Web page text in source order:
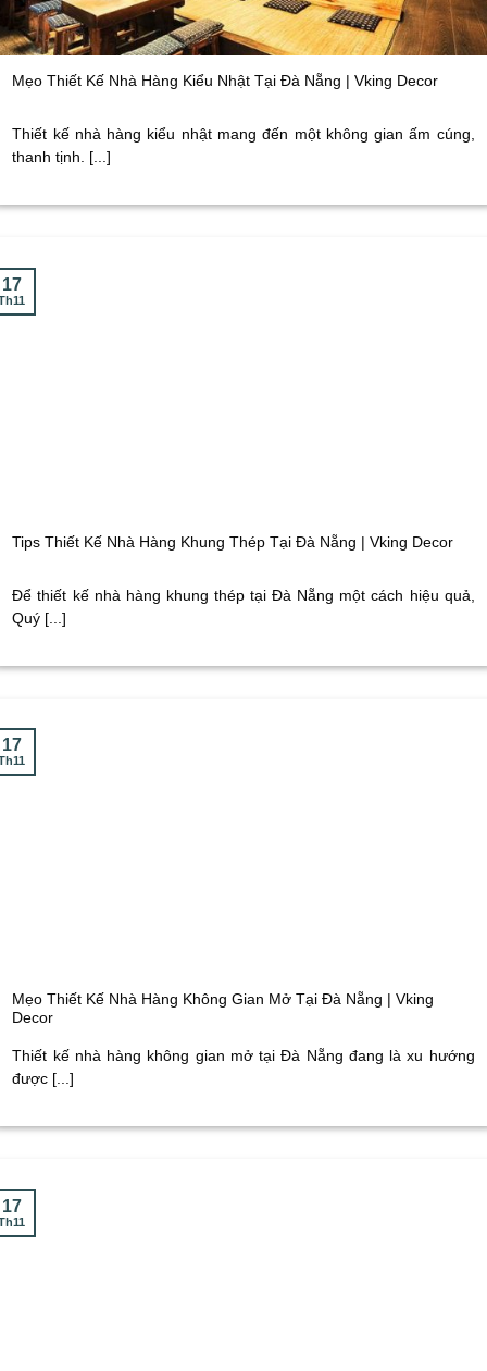
Mẹo Thiết Kế Nhà Hàng Kiểu Nhật Tại Đà Nẵng | Vking Decor
Thiết kế nhà hàng kiểu nhật mang đến một không gian ấm cúng,
thanh tịnh. [...]
Tips Thiết Kế Nhà Hàng Khung Thép Tại Đà Nẵng | Vking Decor
Để thiết kế nhà hàng khung thép tại Đà Nẵng một cách hiệu quả,
Quý [...]
17
Mẹo Thiết Kế Nhà Hàng Không Gian Mở Tại Đà Nẵng | Vking
Decor
Thiết kế nhà hàng không gian mở tại Đà Nẵng đang là xu hướng
được [...]
17
17